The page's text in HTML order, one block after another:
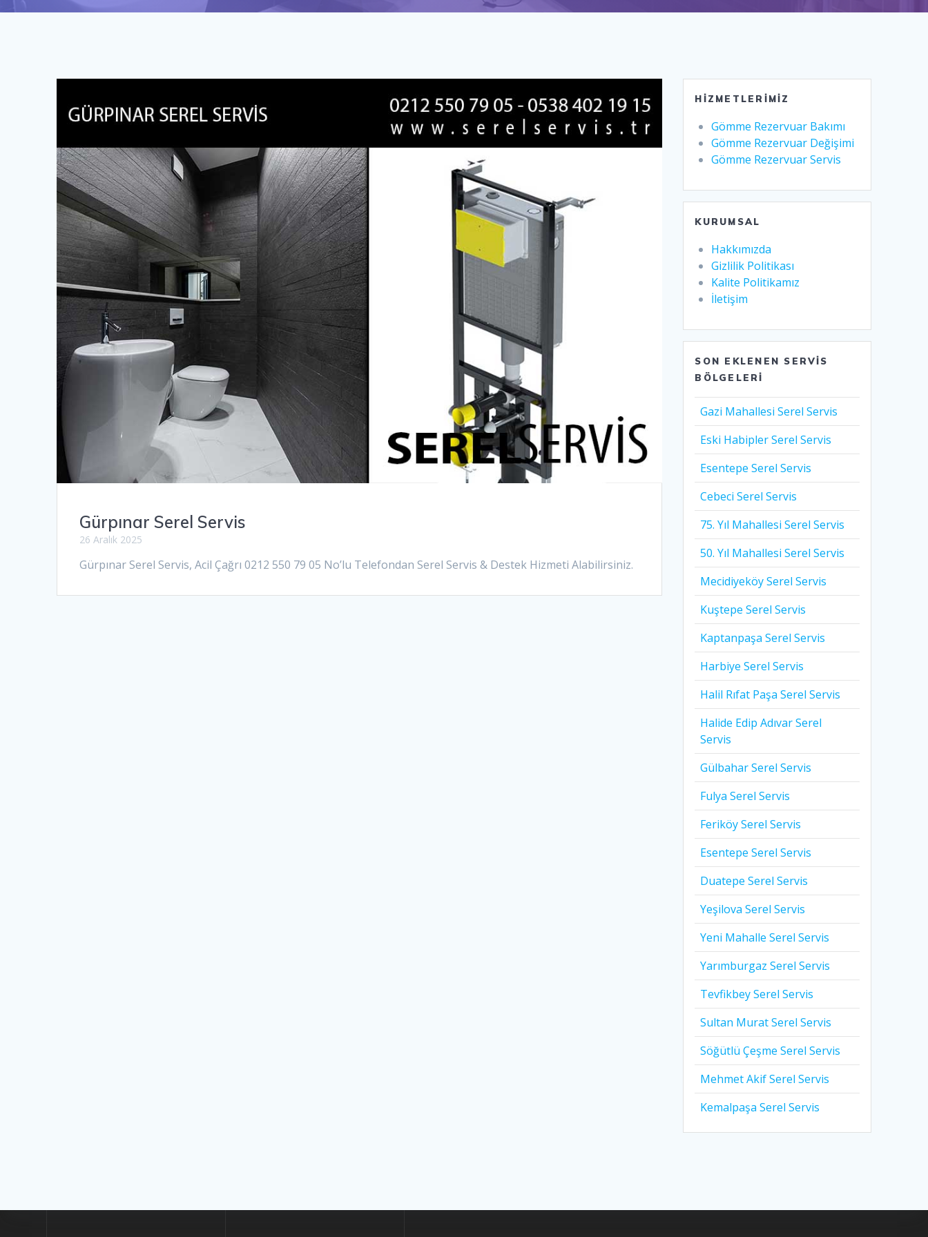
Gürpınar Serel Servis
26 Aralık 2025
Gürpınar Serel Servis, Acil Çağrı 0212 550 79 05 No’lu Telefondan Serel Servis & Destek Hizmeti Alabilirsiniz.
HIZMETLERIMIZ
Gömme Rezervuar Bakımı
Gömme Rezervuar Değişimi
Gömme Rezervuar Servis
KURUMSAL
Hakkımızda
Gizlilik Politikası
Kalite Politikamız
İletişim
SON EKLENEN SERVIS
BÖLGELERI
Gazi Mahallesi Serel Servis
Eski Habipler Serel Servis
Esentepe Serel Servis
Cebeci Serel Servis
75. Yıl Mahallesi Serel Servis
50. Yıl Mahallesi Serel Servis
Mecidiyeköy Serel Servis
Kuştepe Serel Servis
Kaptanpaşa Serel Servis
Harbiye Serel Servis
Halil Rıfat Paşa Serel Servis
Halide Edip Adıvar Serel
Servis
Gülbahar Serel Servis
Fulya Serel Servis
Feriköy Serel Servis
Esentepe Serel Servis
Duatepe Serel Servis
Yeşilova Serel Servis
Yeni Mahalle Serel Servis
Yarımburgaz Serel Servis
Tevfikbey Serel Servis
Sultan Murat Serel Servis
Söğütlü Çeşme Serel Servis
Mehmet Akif Serel Servis
Kemalpaşa Serel Servis